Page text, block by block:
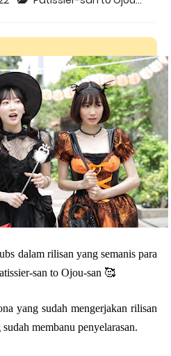
dalam rilisan yang semanis para
san to Ojou-san 🥰
yang sudah mengerjakan rilisan
membanu penyelarasan.